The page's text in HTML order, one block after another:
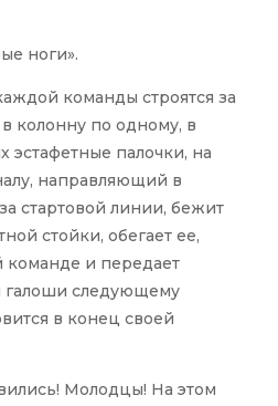
ноги».
команды строятся за
колонну по одному, в
эстафетные палочки, на
направляющий в
стартовой линии, бежит
стойки, обегает ее,
команде и передает
галоши следующему
в конец своей
Молодцы! На этом